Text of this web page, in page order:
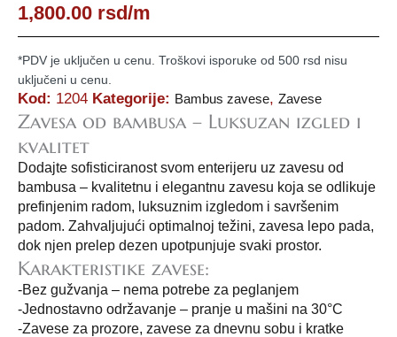
1,800.00 rsd/m
*PDV je uključen u cenu. Troškovi isporuke od 500 rsd nisu
uključeni u cenu.
Kod: 1204 Kategorije: Bambus zavese, Zavese
Zavesa od bambusa – Luksuzan izgled i
kvalitet
Dodajte sofisticiranost svom enterijeru uz zavesu od
bambusa – kvalitetnu i elegantnu zavesu koja se odlikuje
prefinjenim radom, luksuznim izgledom i savršenim
padom. Zahvaljujući optimalnoj težini, zavesa lepo pada,
dok njen prelep dezen upotpunjuje svaki prostor.
Karakteristike zavese:
-Bez gužvanja – nema potrebe za peglanjem
-Jednostavno održavanje – pranje u mašini na 30°C
-Zavese za prozore, zavese za dnevnu sobu i kratke